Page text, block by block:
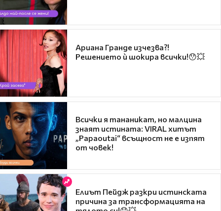
Ариана Гранде изчезва?!
Решението ѝ шокира всички!😯💥
Всички я тананикат, но малцина
знаят истината: VIRAL хитът
„Papaoutai“ всъщност не е изпят
от човек!
Елиът Пейдж разкри истинската
причина за трансформацията на